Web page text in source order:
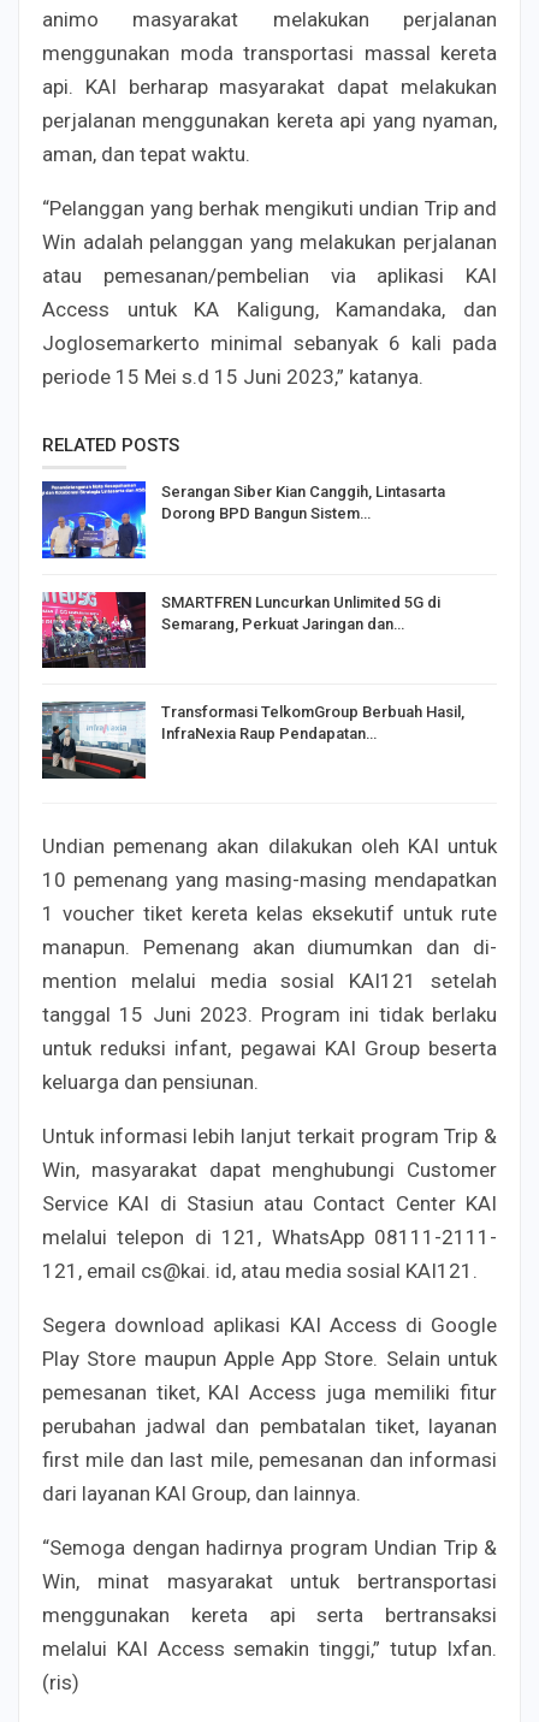
animo masyarakat melakukan perjalanan
menggunakan moda transportasi massal kereta
api. KAI berharap masyarakat dapat melakukan
perjalanan menggunakan kereta api yang nyaman,
aman, dan tepat waktu.
“Pelanggan yang berhak mengikuti undian Trip and
Win adalah pelanggan yang melakukan perjalanan
atau pemesanan/pembelian via aplikasi KAI
Access untuk KA Kaligung, Kamandaka, dan
Joglosemarkerto minimal sebanyak 6 kali pada
periode 15 Mei s.d 15 Juni 2023,” katanya.
RELATED POSTS
Serangan Siber Kian Canggih, Lintasarta
Dorong BPD Bangun Sistem…
SMARTFREN Luncurkan Unlimited 5G di
Semarang, Perkuat Jaringan dan…
Transformasi TelkomGroup Berbuah Hasil,
InfraNexia Raup Pendapatan…
Undian pemenang akan dilakukan oleh KAI untuk
10 pemenang yang masing-masing mendapatkan
1 voucher tiket kereta kelas eksekutif untuk rute
manapun. Pemenang akan diumumkan dan di-
mention melalui media sosial KAI121 setelah
tanggal 15 Juni 2023. Program ini tidak berlaku
untuk reduksi infant, pegawai KAI Group beserta
keluarga dan pensiunan.
Untuk informasi lebih lanjut terkait program Trip &
Win, masyarakat dapat menghubungi Customer
Service KAI di Stasiun atau Contact Center KAI
melalui telepon di 121, WhatsApp 08111-2111-
121, email cs@kai. id, atau media sosial KAI121.
Segera download aplikasi KAI Access di Google
Play Store maupun Apple App Store. Selain untuk
pemesanan tiket, KAI Access juga memiliki fitur
perubahan jadwal dan pembatalan tiket, layanan
first mile dan last mile, pemesanan dan informasi
dari layanan KAI Group, dan lainnya.
“Semoga dengan hadirnya program Undian Trip &
Win, minat masyarakat untuk bertransportasi
menggunakan kereta api serta bertransaksi
melalui KAI Access semakin tinggi,” tutup Ixfan.
(ris)